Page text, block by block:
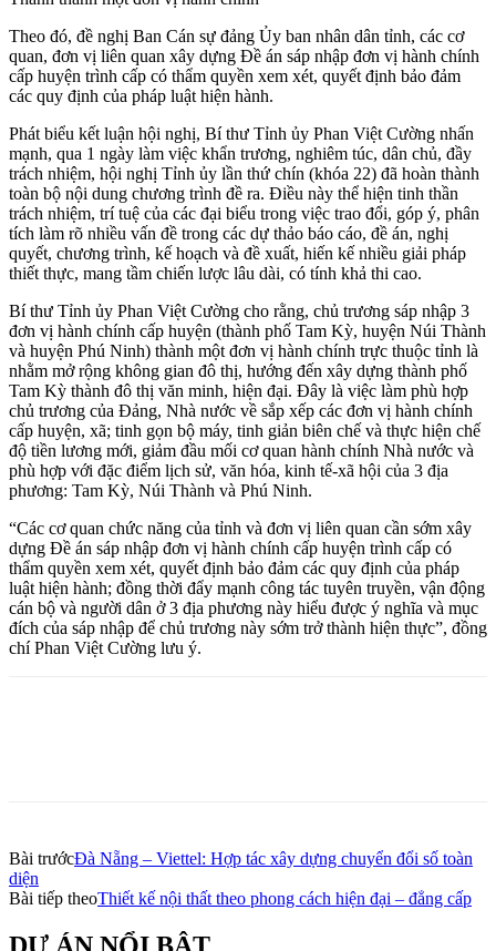
Theo đó, đề nghị Ban Cán sự đảng Ủy ban nhân dân tỉnh, các cơ
quan, đơn vị liên quan xây dựng Đề án sáp nhập đơn vị hành chính
cấp huyện trình cấp có thẩm quyền xem xét, quyết định bảo đảm
các quy định của pháp luật hiện hành.
Phát biểu kết luận hội nghị, Bí thư Tỉnh ủy Phan Việt Cường nhấn
mạnh, qua 1 ngày làm việc khẩn trương, nghiêm túc, dân chủ, đầy
trách nhiệm, hội nghị Tỉnh ủy lần thứ chín (khóa 22) đã hoàn thành
toàn bộ nội dung chương trình đề ra. Điều này thể hiện tinh thần
trách nhiệm, trí tuệ của các đại biểu trong việc trao đổi, góp ý, phân
tích làm rõ nhiều vấn đề trong các dự thảo báo cáo, đề án, nghị
quyết, chương trình, kế hoạch và đề xuất, hiến kế nhiều giải pháp
thiết thực, mang tầm chiến lược lâu dài, có tính khả thi cao.
Bí thư Tỉnh ủy Phan Việt Cường cho rằng, chủ trương sáp nhập 3
đơn vị hành chính cấp huyện (thành phố Tam Kỳ, huyện Núi Thành
và huyện Phú Ninh) thành một đơn vị hành chính trực thuộc tỉnh là
nhằm mở rộng không gian đô thị, hướng đến xây dựng thành phố
Tam Kỳ thành đô thị văn minh, hiện đại. Đây là việc làm phù hợp
chủ trương của Đảng, Nhà nước về sắp xếp các đơn vị hành chính
cấp huyện, xã; tinh gọn bộ máy, tinh giản biên chế và thực hiện chế
độ tiền lương mới, giảm đầu mối cơ quan hành chính Nhà nước và
phù hợp với đặc điểm lịch sử, văn hóa, kinh tế-xã hội của 3 địa
phương: Tam Kỳ, Núi Thành và Phú Ninh.
“Các cơ quan chức năng của tỉnh và đơn vị liên quan cần sớm xây
dựng Đề án sáp nhập đơn vị hành chính cấp huyện trình cấp có
thẩm quyền xem xét, quyết định bảo đảm các quy định của pháp
luật hiện hành; đồng thời đẩy mạnh công tác tuyên truyền, vận động
cán bộ và người dân ở 3 địa phương này hiểu được ý nghĩa và mục
đích của sáp nhập để chủ trương này sớm trở thành hiện thực”, đồng
chí Phan Việt Cường lưu ý.
Bài trướcĐà Nẵng – Viettel: Hợp tác xây dựng chuyển đổi số toàn
diện
Bài tiếp theoThiết kế nội thất theo phong cách hiện đại – đẳng cấp
DỰ ÁN NỔI BẬT